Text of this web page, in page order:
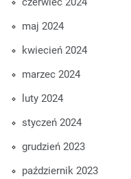
maj 2024
kwiecień 2024
marzec 2024
luty 2024
styczeń 2024
grudzień 2023
październik 2023